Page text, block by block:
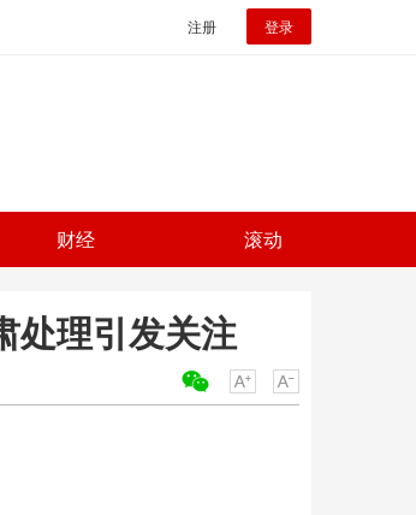
注册 登录
财经 滚动
处理引发关注